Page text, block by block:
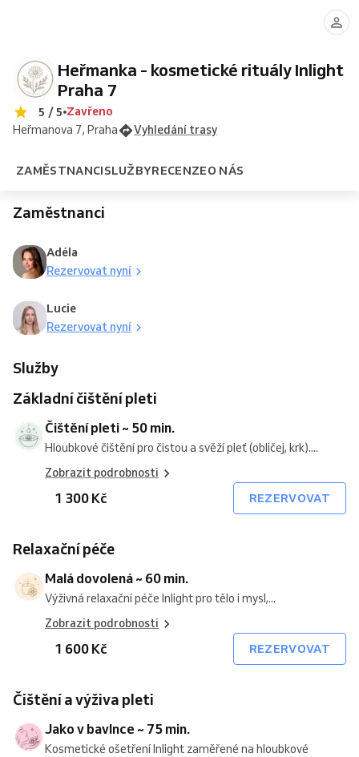
Heřmanka - kosmetické rituály Inlight
Praha 7
5 / 5 Zavřeno
Heřmanova 7, Praha
Vyhledání trasy
ZAMĚSTNANCISLUŽBYRECENZEO NÁS
Zaměstnanci
Adéla
Rezervovat nyní
Lucie
Rezervovat nyní
Služby
Základní čištění pleti
min.
Čištění pleti ~ 50 min.
Hloubkové čištění pro čistou a svěží pleť (obličej, krk)....
Zobrazit podrobnosti
1 300 Kč REZERVOVAT
Relaxační péče
min.
Malá dovolená ~ 60 min.
Výživná relaxační péče Inlight pro tělo i mysl,...
Zobrazit podrobnosti
1 600 Kč REZERVOVAT
Čištění a výživa pleti
75
min.
Jako v bavlnce ~ 75 min.
Kosmetické ošetření Inlight zaměřené na hloubkové
min.